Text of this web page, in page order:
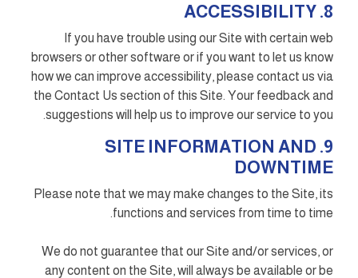
8. ACCESSIBILITY
If you have trouble using our Site with certain web
browsers or other software or if you want to let us know
how we can improve accessibility, please contact us via
the Contact Us section of this Site. Your feedback and
suggestions will help us to improve our service to you.
9. SITE INFORMATION AND
DOWNTIME
Please note that we may make changes to the Site, its
functions and services from time to time.
We do not guarantee that our Site and/or services, or
any content on the Site, will always be available or be